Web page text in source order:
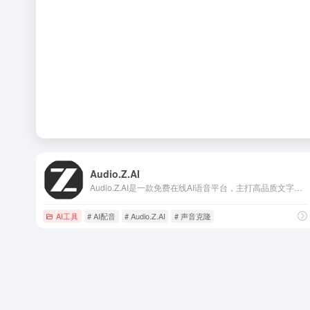
Audio.Z.AI
AI工具 # AI配音 # Audio.Z.AI # 声音克隆